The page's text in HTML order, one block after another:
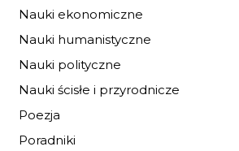
Nauki ekonomiczne
Nauki humanistyczne
Nauki polityczne
Nauki ścisłe i przyrodnicze
Poezja
Poradniki